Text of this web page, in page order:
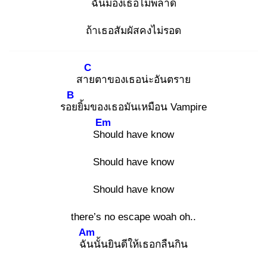
ฉันมองเธอไม่พลาด
ถ้าเธอสัมผัสคงไม่รอด
สาย
C
ตาของเธอน่ะอันตราย
รอย
B
ยิ้มของเธอมันเหมือน Vampire
Sho
Em
uld have know
Should have know
Should have know
there’s no escape woah oh..
ฉัน
Am
นั้นยินดีให้เธอกลืนกิน